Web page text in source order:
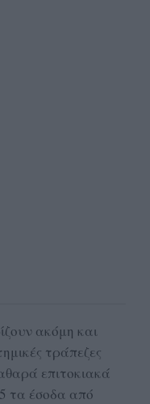
ακόμη και
τράπεζες
επιτοκιακά
τα έσοδα από